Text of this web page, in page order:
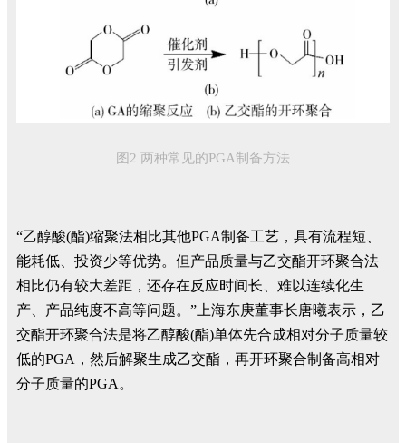
图2 两种常见的PGA制备方法
“乙醇酸(酯)缩聚法相比其他PGA制备工艺，具有流程短、
能耗低、投资少等优势。但产品质量与乙交酯开环聚合法
相比仍有较大差距，还存在反应时间长、难以连续化生
产、产品纯度不高等问题。”上海东庚董事长唐曦表示，乙
交酯开环聚合法是将乙醇酸(酯)单体先合成相对分子质量较
低的PGA，然后解聚生成乙交酯，再开环聚合制备高相对
分子质量的PGA。